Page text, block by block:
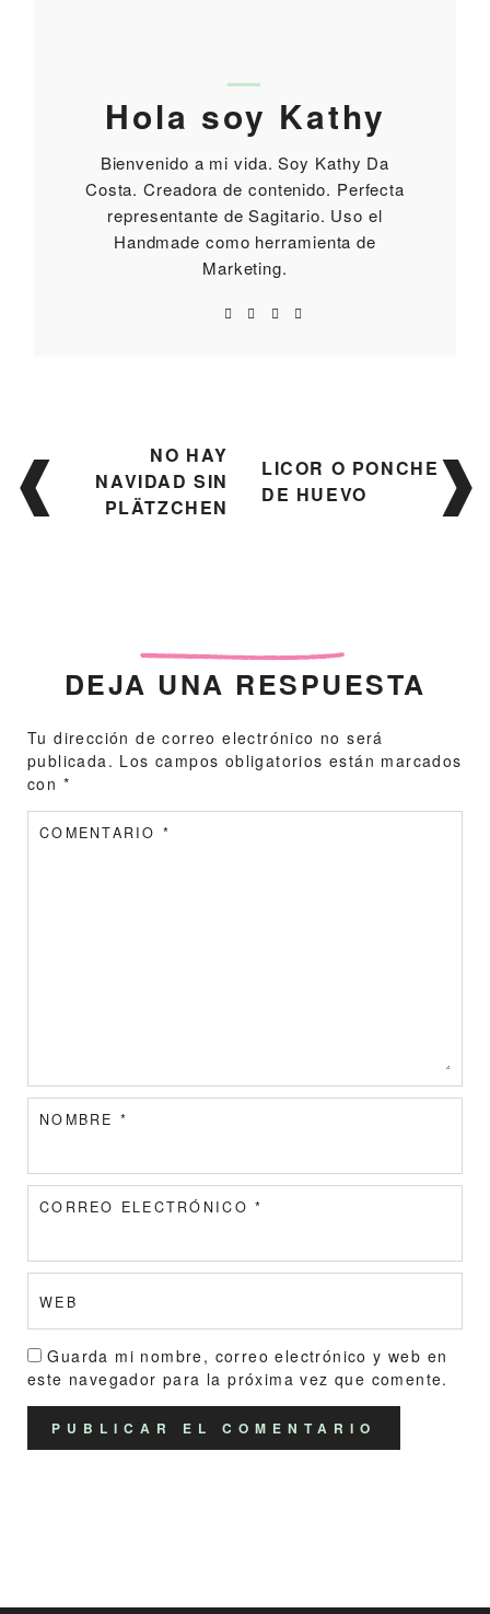
Hola soy Kathy
Bienvenido a mi vida. Soy Kathy Da
Costa. Creadora de contenido. Perfecta
representante de Sagitario. Uso el
Handmade como herramienta de
Marketing.
Navegación
de
entradas
NO HAY
NAVIDAD SIN
PLÄTZCHEN
LICOR O PONCHE
DE HUEVO
DEJA UNA RESPUESTA
Tu dirección de correo electrónico no será
publicada. Los campos obligatorios están marcados
con *
COMENTARIO *
NOMBRE *
CORREO ELECTRÓNICO*
WEB
Guarda mi nombre, correo electrónico y web en
este navegador para la próxima vez que comente.